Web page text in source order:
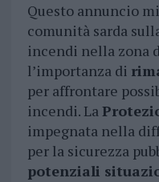
Questo annuncio
comunità sarda
incendi nella zona
l’importanza di
per affrontare
incendi. La
impegnata nella
per la sicurezza
potenziali